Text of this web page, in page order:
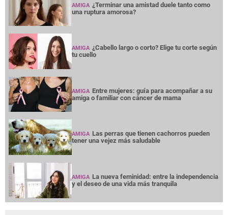
AMIGA ¿Terminar una amistad duele tanto como
una ruptura amorosa?
AMIGA ¿Cabello largo o corto? Elige tu corte según
tu cuello
AMIGA Entre mujeres: guía para acompañar a su
amiga o familiar con cáncer de mama
AMIGA Las perras que tienen cachorros pueden
tener una vejez más saludable
AMIGA La nueva feminidad: entre la independencia
y el deseo de una vida más tranquila